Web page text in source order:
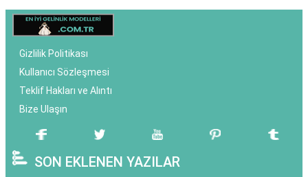
Gizlilik Politikası
Kullanıcı Sözleşmesi
Teklif Hakları ve Alıntı
Bize Ulaşın
SON EKLENEN YAZILAR